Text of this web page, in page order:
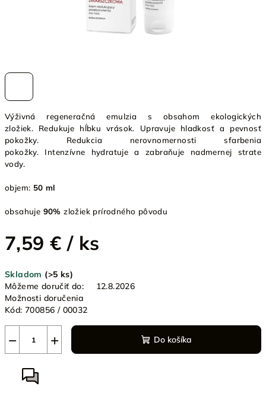
Výživná regeneračná emulzia s obsahom ekologických
zložiek. Redukuje hĺbku vrások. Upravuje hladkosť a pevnosť
pokožky. Redukcia nerovnomernosti sfarbenia
pokožky. Intenzívne hydratuje a zabraňuje nadmernej strate
vody.
objem: 50 ml
obsahuje 90% zložiek prírodného pôvodu
7,59 € / ks
cena:
Skladom (>5 ks)
Môžeme doručiť do:
12.8.2026
Možnosti doručenia
Kód: 700856 / 00032
+
− Do košíka